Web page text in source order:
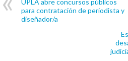
UPLA abre concursos públicos
para contratación de periodista y
diseñador/a